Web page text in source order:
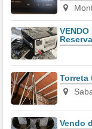
VENDO
Torreta
Vendo